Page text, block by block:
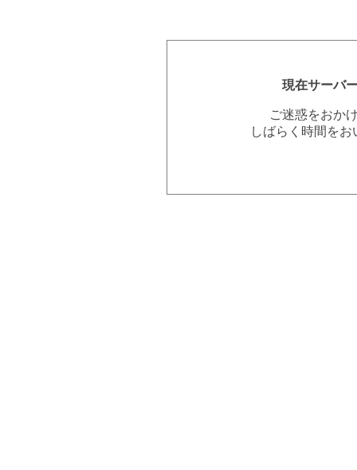
現在サーバ
ご迷惑をおか
しばらく時間を